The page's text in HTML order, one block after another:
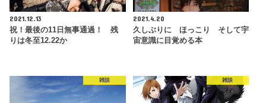
2021.12.13
祝！最後の11日無事通過！ 残
りは冬至12.22か
2021.4.20
久しぶりに ほっこり そして宇
宙意識に目覚める本
雑談 雑談